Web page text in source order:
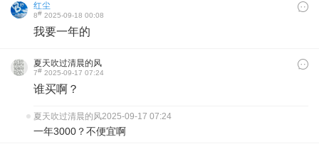
红尘
8# 2025-09-18 00:08
我要一年的
夏天吹过清晨的风
7# 2025-09-17 07:24
谁买啊？
夏天吹过清晨的风2025-09-17 07:24
一年3000？不便宜啊